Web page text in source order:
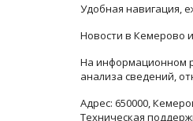
Удобная навигация,
Новости в Кемерово
На информационном
анализа сведений,
Адрес: 650000,
Техническая